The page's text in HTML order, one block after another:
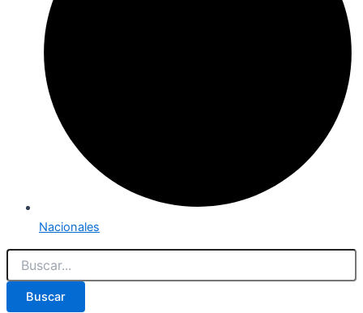
Nacionales
Buscar